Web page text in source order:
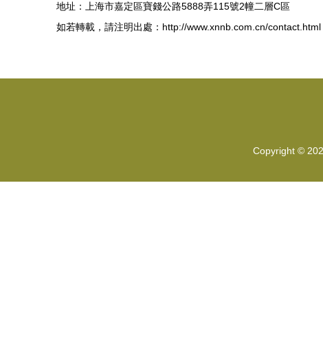
地址：上海市嘉定區寶錢公路5888弄115號2幢二層C區
如若轉載，請注明出處：http://www.xnnb.com.cn/contact.html
Copyright ©